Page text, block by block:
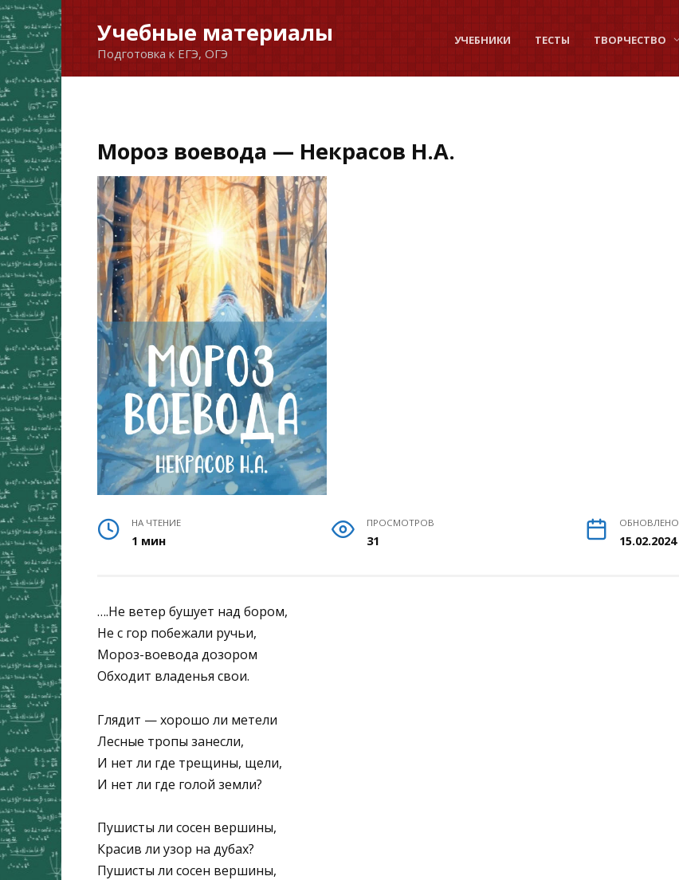
Перейти
к
содержанию
Учебные материалы
Подготовка к ЕГЭ, ОГЭ
УЧЕБНИКИ ТЕСТЫ ТВОРЧЕСТВО
Мороз воевода — Некрасов Н.А.
НА ЧТЕНИЕ
1 мин
ПРОСМОТРОВ
31
ОБНОВЛЕНО
15.02.2024
….Не ветер бушует над бором,
Не с гор побежали ручьи,
Мороз-воевода дозором
Обходит владенья свои.
Глядит — хорошо ли метели
Лесные тропы занесли,
И нет ли где трещины, щели,
И нет ли где голой земли?
Пушисты ли сосен вершины,
Красив ли узор на дубах?
Пушисты ли сосен вершины,